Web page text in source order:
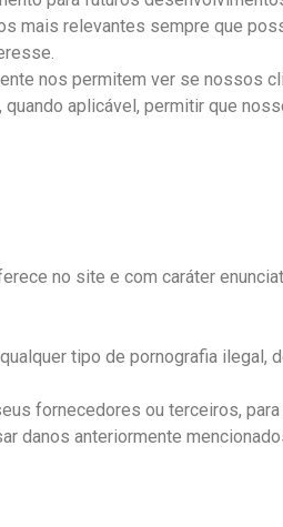
mais relevantes sempre que
nos permitem ver se nossos
aplicável, permitir que
no site e com caráter
tipo de pornografia ilegal,
fornecedores ou terceiros,
danos anteriormente